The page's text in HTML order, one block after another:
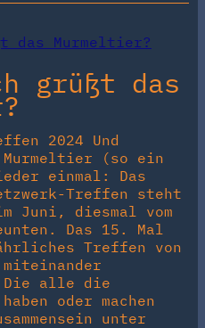
grüßt das
2024 Und
(so ein
einmal: Das
Treffen steht
Juni, diesmal vom
Das 15. Mal
Treffen von
Die alle die
oder machen
unter